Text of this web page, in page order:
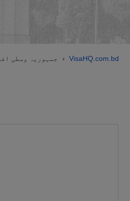
VisaHQ.com.bd
› جمہوریہ وسطی